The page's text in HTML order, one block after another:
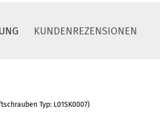
KUNDENREZENSIONEN
Typ: L01SK0007)